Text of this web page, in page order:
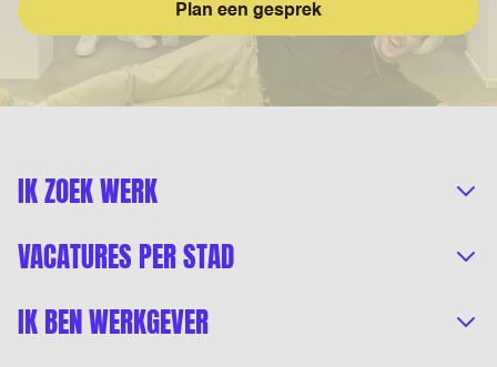
Plan een gesprek
IK ZOEK WERK
VACATURES PER STAD
IK BEN WERKGEVER